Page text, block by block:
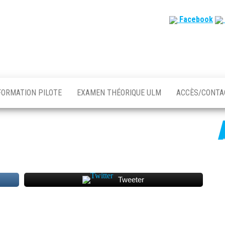
Facebook
PILOTE EXAMEN THÉORIQUE ULM ACCÈS/
Tweeter